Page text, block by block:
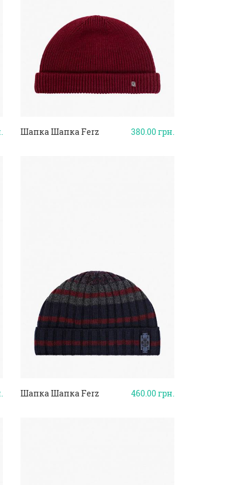
380.00грн.
Шапка Шапка Ferz
460.00грн.
Шапка Шапка Ferz